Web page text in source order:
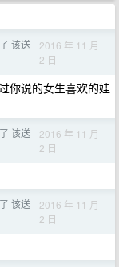
该送
2016 年 11 月
2 日
你说的女生喜欢的娃
该送
2016 年 11 月
2 日
该送
2016 年 11 月
2 日